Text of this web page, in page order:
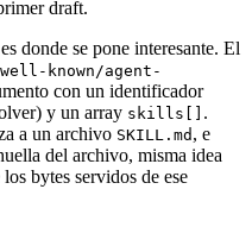
draft.
donde se pone interesante. El
known/agent-
con un identificador
y un array skills[] .
a un archivo SKILL.md , e
del archivo, misma idea
bytes servidos de ese